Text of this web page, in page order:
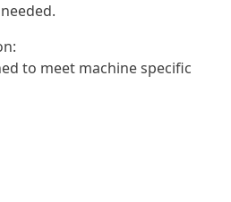
to meet machine specific